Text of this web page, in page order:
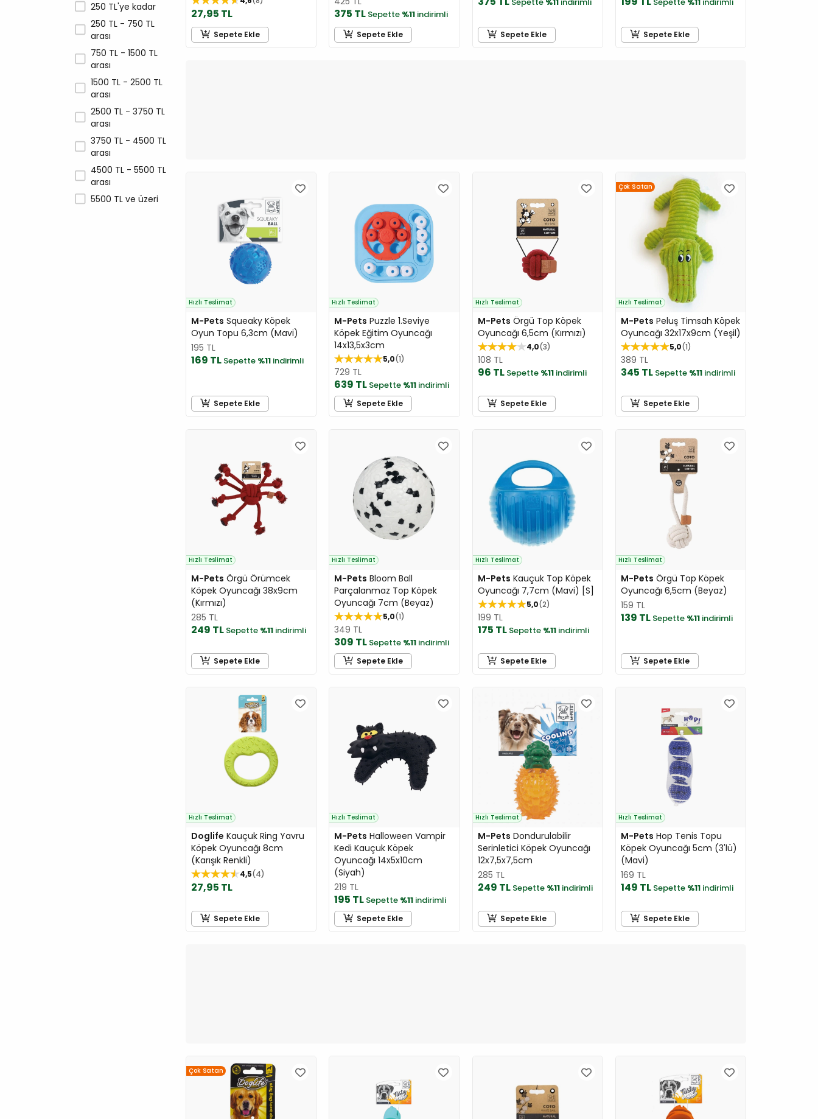
250 TL'ye kadar
250 TL - 750 TL
arası
750 TL - 1500 TL
arası
1500 TL - 2500 TL
arası
2500 TL - 3750 TL
arası
3750 TL - 4500 TL
arası
4500 TL - 5500 TL
arası
5500 TL ve üzeri
27,95 TL
Sepete Ekle
375 TL Sepette %11 indirimli
Sepete Ekle Sepete Ekle Sepete Ekle
Hızlı Teslimat
M-Pets Squeaky Köpek
Oyun Topu 6,3cm (Mavi)
195 TL
169 TL Sepette %11 indirimli
Sepete Ekle
Hızlı Teslimat
M-Pets Puzzle 1.Seviye
Köpek Eğitim Oyuncağı
14x13,5x3cm
5,0 1
729 TL
639 TL Sepette %11 indirimli
Sepete Ekle
Hızlı Teslimat
M-Pets Örgü Top Köpek
Oyuncağı 6,5cm (Kırmızı)
4,0 3
108 TL
96 TLSepette %11indirimli
Sepete Ekle
Çok Satan
Hızlı Teslimat
M-Pets Peluş Timsah Köpek
Oyuncağı 32x17x9cm (Yeşil)
5,0 1
389 TL
345 TLSepette %11indirimli
Sepete Ekle
Hızlı Teslimat
M-Pets Örgü Örümcek
Köpek Oyuncağı 38x9cm
(Kırmızı)
285 TL
249 TL Sepette %11 indirimli
Sepete Ekle
Hızlı Teslimat
M-Pets Bloom Ball
Parçalanmaz Top Köpek
Oyuncağı 7cm (Beyaz)
5,0 1
349 TL
309 TL Sepette %11 indirimli
Sepete Ekle
Hızlı Teslimat
M-Pets Kauçuk Top Köpek
Oyuncağı 7,7cm (Mavi) [S]
5,0 2
199 TL
175 TLSepette %11indirimli
Sepete Ekle
Hızlı Teslimat
M-Pets Örgü Top Köpek
Oyuncağı 6,5cm (Beyaz)
159 TL
139 TLSepette %11indirimli
Sepete Ekle
Hızlı Teslimat
Doglife Kauçuk Ring Yavru
Köpek Oyuncağı 8cm
(Karışık Renkli)
4,5 4
27,95 TL
Sepete Ekle
Hızlı Teslimat
M-Pets Halloween Vampir
Kedi Kauçuk Köpek
Oyuncağı 14x5x10cm
(Siyah)
219 TL
195 TL Sepette %11 indirimli
Sepete Ekle
Hızlı Teslimat
M-Pets Dondurulabilir
Serinletici Köpek Oyuncağı
12x7,5x7,5cm
285 TL
249 TLSepette %11indirimli
Sepete Ekle
Hızlı Teslimat
M-Pets Hop Tenis Topu
Köpek Oyuncağı 5cm (3'lü)
(Mavi)
169 TL
149 TLSepette %11indirimli
Sepete Ekle
Çok Satan